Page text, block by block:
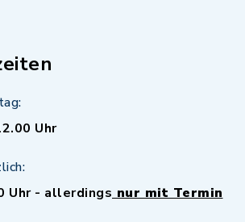
Uhr
Uhr - allerdings nur mit Termin